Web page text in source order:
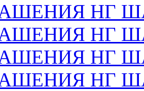
НГ
НГ
НГ
НГ